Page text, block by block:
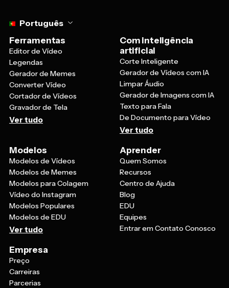
Português
Ferramentas
Editor de Vídeo
Legendas
Gerador de Memes
Converter Vídeo
Cortador de Vídeos
Gravador de Tela
Ver tudo
Com inteligência
artificial
Corte Inteligente
Gerador de Vídeos com IA
Limpar Áudio
Gerador de Imagens com IA
Texto para Fala
De Documento para Vídeo
Ver tudo
Modelos
Modelos de Vídeos
Modelos de Memes
Modelos para Colagem
Vídeo do Instagram
Modelos Populares
Modelos de EDU
Ver tudo
Aprender
Quem Somos
Recursos
Centro de Ajuda
Blog
EDU
Equipes
Entrar em Contato Conosco
Empresa
Preço
Carreiras
Parcerias